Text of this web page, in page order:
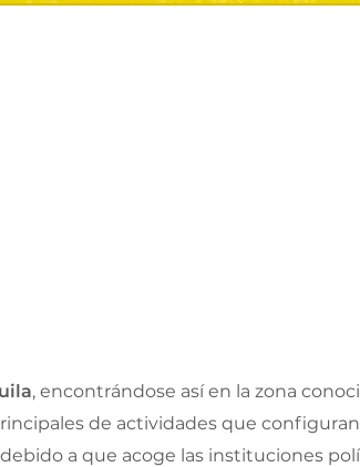
, encontrándose así en la zona
de actividades que
a que acoge las instituciones